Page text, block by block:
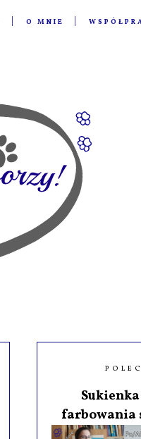
O MNIE
farbowania